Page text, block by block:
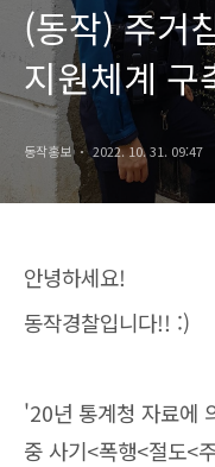
(동작) 주거
지원체계
동작홍보 2022. 10. 31. 09:47
안녕하세요!
동작경찰입니다!! :)
'20년 통계청 자료에
중 사기<폭행<절도<